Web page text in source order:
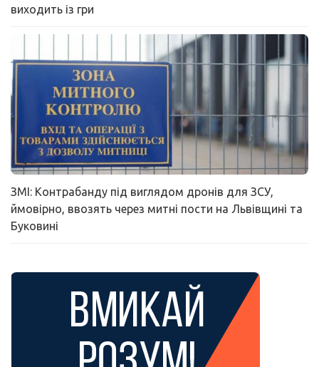
виходить із гри
ЗМІ: Контрабанду під виглядом дронів для ЗСУ,
ймовірно, ввозять через митні пости на Львівщині та
Буковині